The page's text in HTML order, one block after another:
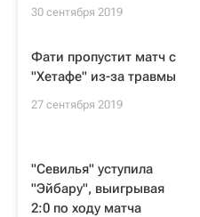
30 сентября 2019
Фати пропустит матч с
"Хетафе" из-за травмы
27 сентября 2019
"Севилья" уступила
"Эйбару", выигрывая
2:0 по ходу матча